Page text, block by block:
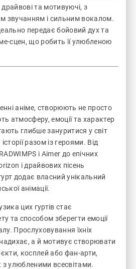
драйвові та мотивуючі, з
звучанням і сильним вокалом.
передає бойовий дух та
сцен, що робить її улюбленою
аніме, створюють не просто
атмосферу, емоції та характер
глибше зануритися у світ
разом із героями. Від
і Aimer до епічних
і драйвових пісень
додає власний унікальний
анімації.
цих гуртів стає
та способом зберегти емоції
Прослуховування їхніх
а й мотивує створювати
косплей або фан-арти,
з улюбленими всесвітами.